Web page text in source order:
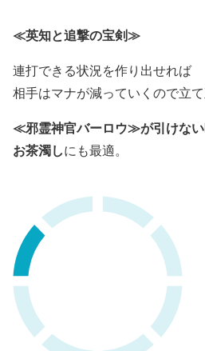
≪英知と追撃の宝剣≫
連打できる状況を作り出せれば
相手はマナが減っていくので立て
≪邪霊神官バーロウ≫が引けな
お茶濁しにも最適。